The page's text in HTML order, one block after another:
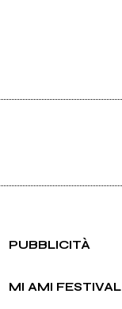
PUBBLICITÀ
MI AMI FESTIVAL